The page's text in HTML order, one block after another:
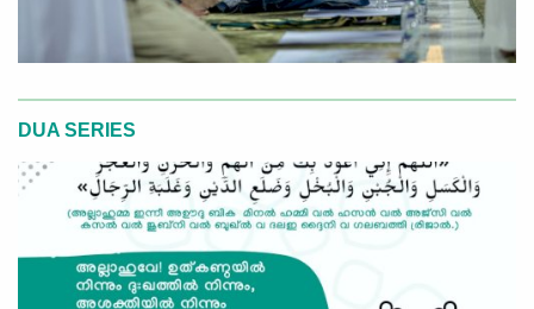
DUA SERIES